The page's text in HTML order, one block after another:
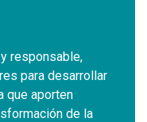
responsable,
para desarrollar
que aporten
de la